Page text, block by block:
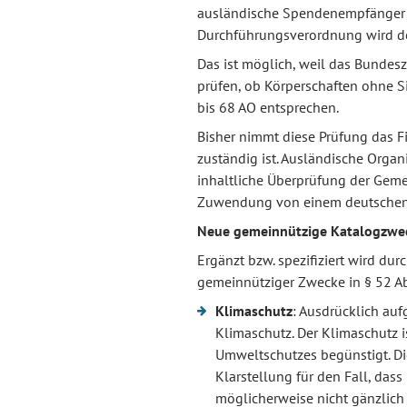
ausländische
Durchführungsverordnung wird
Das ist möglich, weil das
prüfen, ob Körperschaften ohne
bis 68 AO entsprechen.
Bisher nimmt diese Prüfung das
zuständig ist. Ausländische
inhaltliche Überprüfung der
Zuwendung von einem
Neue gemeinnützige
Ergänzt bzw. spezifiziert wird
gemeinnütziger Zwecke in § 52
Klimaschutz: Ausdrücklich
Klimaschutz. Der
Umweltschutzes begünstigt.
Klarstellung für den Fall,
möglicherweise nicht gänzlich